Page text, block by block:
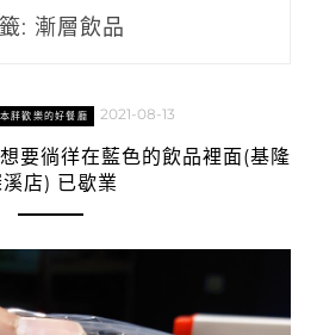
: 漸層飲品
胖歡樂的好餐廳 2021-08-13
要徜徉在藍色的飲品裡面(基隆
店) 已歇業